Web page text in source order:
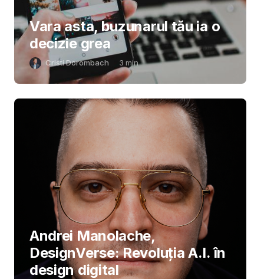
Vara asta, buzunarul tău ia o
decizie grea
Cristi Dorombach 3 min
Andrei Manolache,
DesignVerse: Revoluția A.I. în
design digital